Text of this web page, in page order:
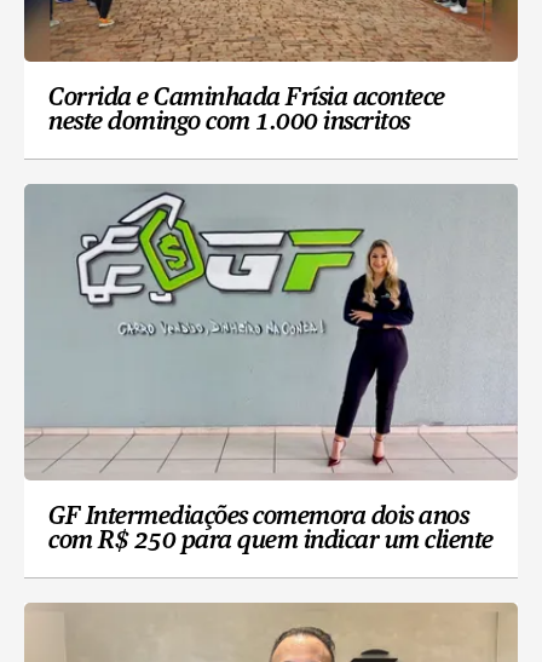
Corrida e Caminhada Frísia acontece
neste domingo com 1.000 inscritos
GF Intermediações comemora dois anos
com R$ 250 para quem indicar um cliente